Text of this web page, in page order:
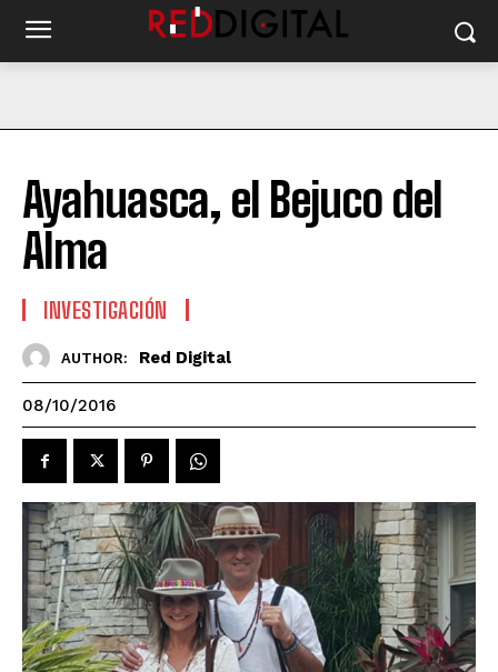
Ayahuasca, el Bejuco del
Alma
INVESTIGACIÓN
AUTHOR: Red Digital
08/10/2016